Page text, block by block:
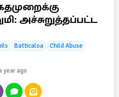
அச்சுறுத்தப்பட்ட
Batticaloa
Child Abuse
year ago